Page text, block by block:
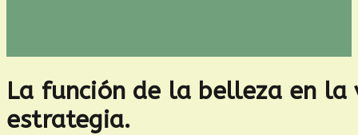
La función de la belleza en la
estrategia.